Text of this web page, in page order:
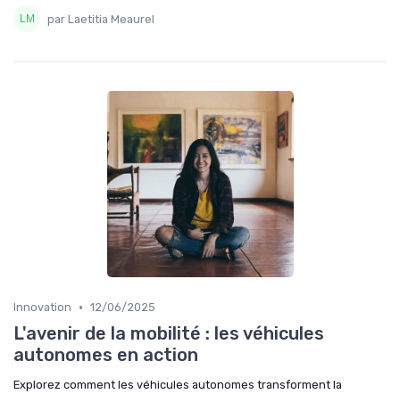
par Laetitia Meaurel
Innovation • 12/06/2025
L'avenir de la mobilité : les véhicules
autonomes en action
Explorez comment les véhicules autonomes transforment la